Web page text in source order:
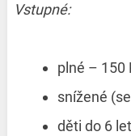
Vstupné:
plné – 150
snížené
děti do 6